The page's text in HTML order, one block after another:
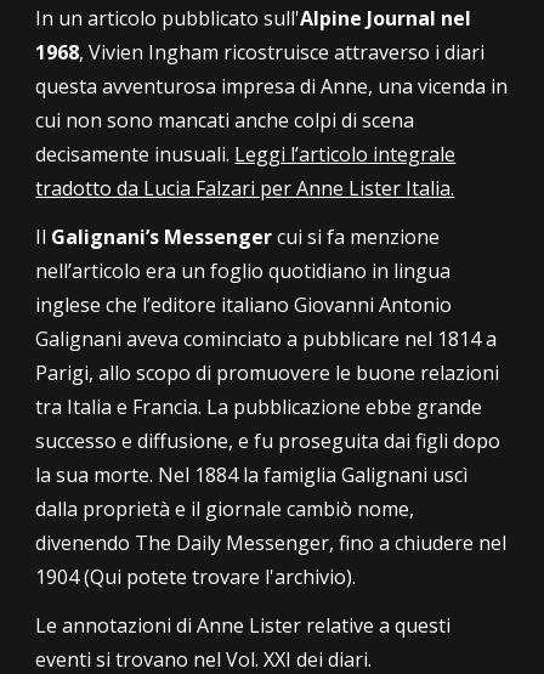
In un articolo pubblicato sull'Alpine Journal nel
1968, Vivien Ingham ricostruisce attraverso i diari
questa avventurosa impresa di Anne, una vicenda in
cui non sono mancati anche colpi di scena
decisamente inusuali. Leggi l’articolo integrale
tradotto da Lucia Falzari per Anne Lister Italia.
Il Galignani’s Messengercui si fa menzione
nell’articolo era un foglio quotidiano in lingua
inglese che l’editore italiano Giovanni Antonio
Galignani aveva cominciato a pubblicare nel 1814 a
Parigi, allo scopo di promuovere le buone relazioni
tra Italia e Francia. La pubblicazione ebbe grande
successo e diffusione, e fu proseguita dai figli dopo
la sua morte. Nel 1884 la famiglia Galignani uscì
dalla proprietà e il giornale cambiò nome,
divenendo The Daily Messenger, fino a chiudere nel
1904 (Qui potete trovare l'archivio).
Le annotazioni di Anne Lister relative a questi
eventi si trovano nel Vol. XXI dei diari.